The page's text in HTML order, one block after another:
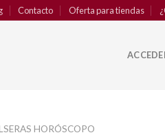
Contacto Oferta para tiendas
HORÓSCOPO